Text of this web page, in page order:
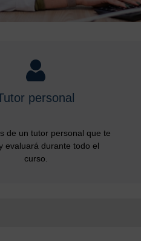
personal
de un tutor personal que te
evaluará durante todo el
curso.